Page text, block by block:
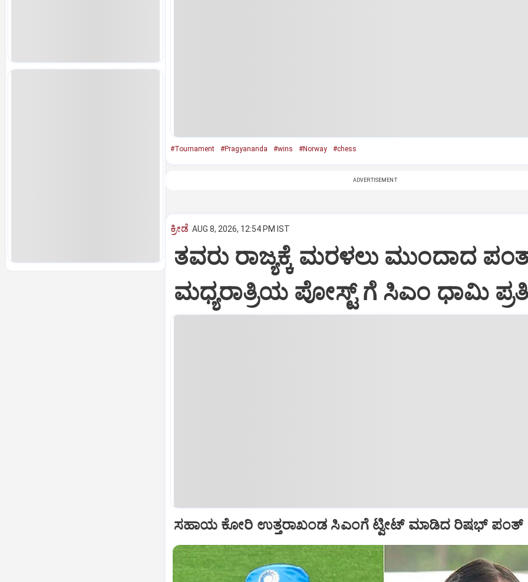
#Tournament #Pragyananda #wins #Norway #chess
ADVERTISEMENT
ಕ್ರೀಡೆ AUG 8, 2026, 12:54 PM IST
ತವರು ರಾಜ್ಯಕ್ಕೆ ಮರಳಲು ಮುಂದಾದ
ಮಧ್ಯರಾತ್ರಿಯ ಪೋಸ್ಟ್‌ ಗೆ ಸಿಎಂ ಧಾಮಿ
ಸಹಾಯ ಕೋರಿ ಉತ್ತರಾಖಂಡ ಸಿಎಂಗೆ ಟ್ವೀಟ್‌ ಮಾಡಿದ ರಿಷಭ್‌ ಪಂತ್